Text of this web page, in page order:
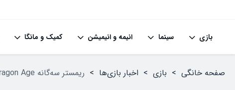
بازی سینما انیمه و انیمیشن کمیک و مانگا
صفحه خانگی > بازی > اخبار بازی‌ها > ریمستر سه‌گانه Dragon Age به دلیل مخالفت EA صورت نگرفت